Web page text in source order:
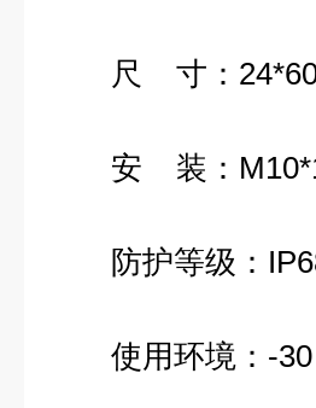
尺 寸：
安 装：
防护等级：
使用环境：-30